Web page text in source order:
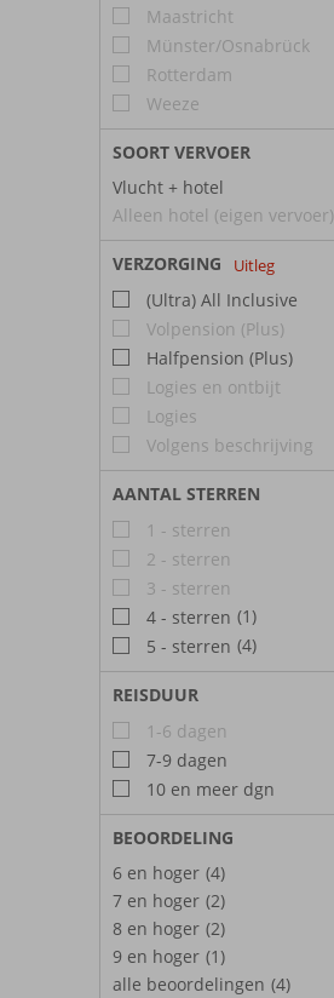
Maastricht
Münster/Osnabrück
Rotterdam
Weeze
SOORT VERVOER
Vlucht + hotel
Alleen hotel (eigen vervoer)
VERZORGING Uitleg
(Ultra) All Inclusive
Volpension (Plus)
Halfpension (Plus)
Logies en ontbijt
Logies
Volgens beschrijving
AANTAL STERREN
1 - sterren
2 - sterren
3 - sterren
4 - sterren (1)
5 - sterren (4)
REISDUUR
1-6 dagen
7-9 dagen
10 en meer dgn
BEOORDELING
6 en hoger (4)
7 en hoger (2)
8 en hoger (2)
9 en hoger (1)
alle beoordelingen (4)